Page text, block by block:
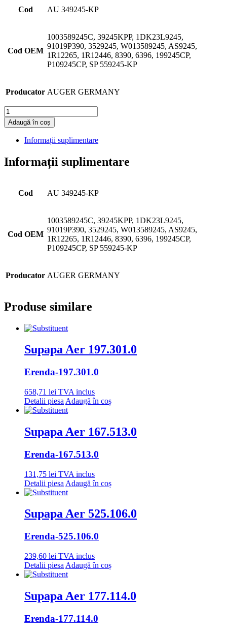
Cod AU 349245-KP
Cod OEM
1003589245C, 39245KPP, 1DK23L9245,
91019P390, 3529245, W013589245, AS9245,
1R12265, 1R12446, 8390, 6396, 199245CP,
P109245CP, SP 559245-KP
Producator AUGER GERMANY
Cantitate
Adaugă în coș
Informații suplimentare
Informații suplimentare
Cod AU 349245-KP
Cod OEM
1003589245C, 39245KPP, 1DK23L9245,
91019P390, 3529245, W013589245, AS9245,
1R12265, 1R12446, 8390, 6396, 199245CP,
P109245CP, SP 559245-KP
Producator AUGER GERMANY
Produse similare
Supapa Aer 197.301.0
Erenda-197.301.0
658,71 lei TVA inclus
Detalii piesa Adaugă în coș
Supapa Aer 167.513.0
Erenda-167.513.0
131,75 lei TVA inclus
Detalii piesa Adaugă în coș
Supapa Aer 525.106.0
Erenda-525.106.0
239,60 lei TVA inclus
Detalii piesa Adaugă în coș
Supapa Aer 177.114.0
Erenda-177.114.0